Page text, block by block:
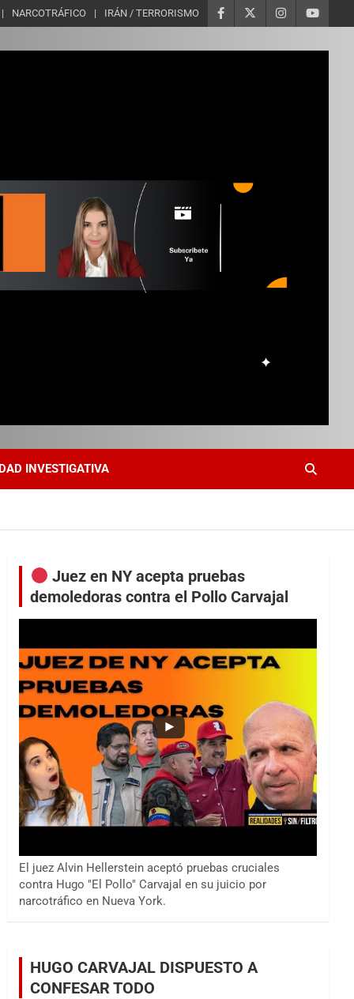
NARCOTRÁFICO IRÁN / TERRORISMO
INVESTIGATIVA
Juez en NY acepta pruebas
demoledoras contra el Pollo Carvajal
El juez Alvin Hellerstein aceptó pruebas cruciales
contra Hugo "El Pollo" Carvajal en su juicio por
narcotráfico en Nueva York.
HUGO CARVAJAL DISPUESTO A
CONFESAR TODO